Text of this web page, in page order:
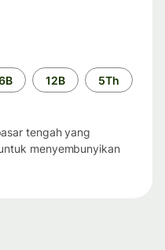
12B 5Th
tengah yang
menyembunyikan